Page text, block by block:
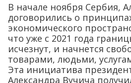
В начале ноября Сербия,
договорились о
экономического
что уже с 2021 года
исчезнут, и начнется
товарами, людьми,
Эта инициатива
Александра Вучича